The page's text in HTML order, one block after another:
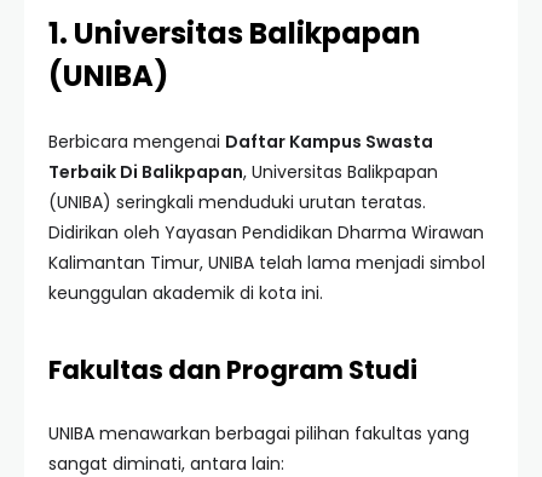
1. Universitas Balikpapan
(UNIBA)
Berbicara mengenai Daftar Kampus Swasta
Terbaik Di Balikpapan, Universitas Balikpapan
(UNIBA) seringkali menduduki urutan teratas.
Didirikan oleh Yayasan Pendidikan Dharma Wirawan
Kalimantan Timur, UNIBA telah lama menjadi simbol
keunggulan akademik di kota ini.
Fakultas dan Program Studi
UNIBA menawarkan berbagai pilihan fakultas yang
sangat diminati, antara lain: